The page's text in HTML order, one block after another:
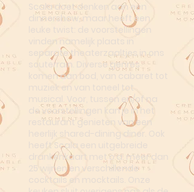
Scala doet denken aan een
dinnershow, maar heeft een
leuke twist: de voorstellingen
vinden namelijk plaats in
separate theaterzaaltjes in ons
souterrain. Diverse genres
komen aan bod, van cabaret tot
musical. Voor, tussen en/of na
de voorstellingen kan je in het
restaurant genieten van een
heerlijk shared-dining diner. Ook
heeft Scala een uitgebreide
drankenkaart met o.a. meer dan
25 wijnen en verschillende
cocktails en mocktails. Onze